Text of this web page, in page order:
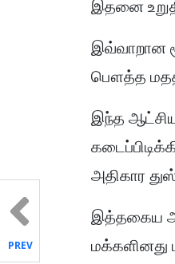
இதனை
இவ்வாறான
பௌத்த
இந்த
அதிகார
இத்தகைய
மக்களினது
PREV